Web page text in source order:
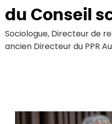
du Conseil
Sociologue, Directeur de
ancien Directeur du PPR